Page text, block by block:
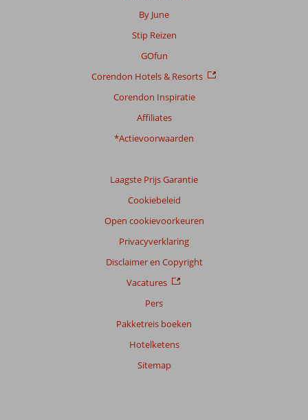
By June
Stip Reizen
GOfun
Corendon Hotels & Resorts
Corendon Inspiratie
Affiliates
*Actievoorwaarden
Laagste Prijs Garantie
Cookiebeleid
Open cookievoorkeuren
Privacyverklaring
Disclaimer en Copyright
Vacatures
Pers
Pakketreis boeken
Hotelketens
Sitemap